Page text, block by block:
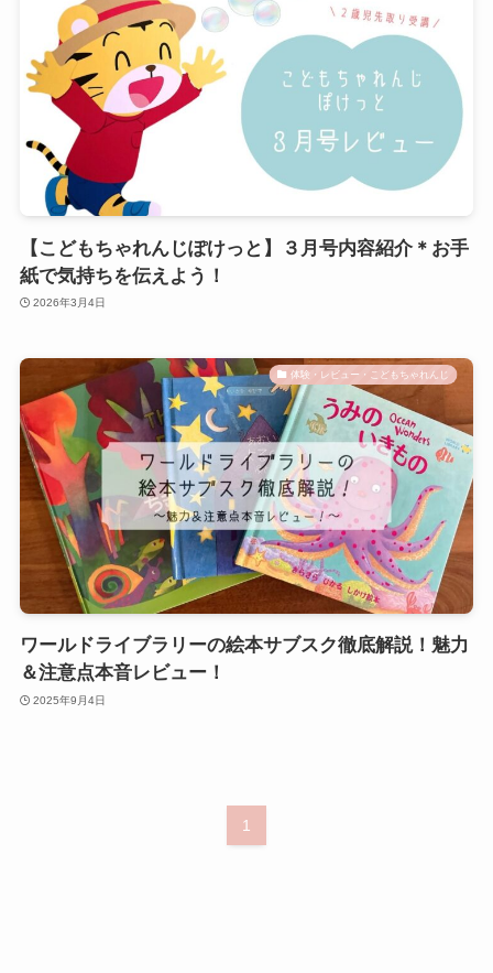
【こどもちゃれんじぽけっと】３月号内容紹介＊お手
紙で気持ちを伝えよう！
2026年3月4日
体験・レビュー・こどもちゃれんじ
ワールドライブラリーの絵本サブスク徹底解説！魅力
＆注意点本音レビュー！
2025年9月4日
1